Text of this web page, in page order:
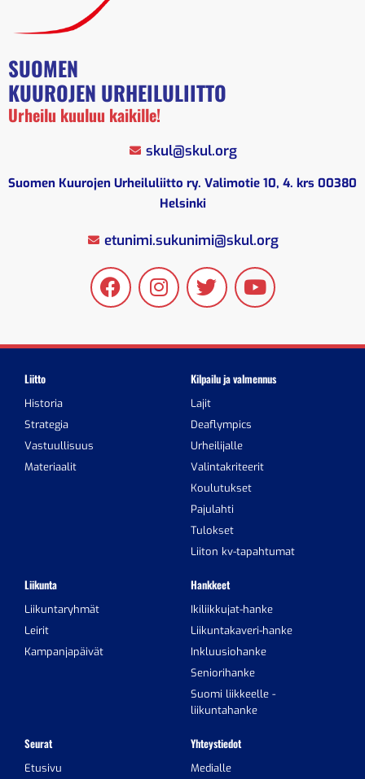
SUOMEN
KUUROJEN URHEILULIITTO
Urheilu kuuluu kaikille!
skul@skul.org
Suomen Kuurojen Urheiluliitto ry. Valimotie 10, 4. krs 00380
Helsinki
etunimi.sukunimi@skul.org
Liitto
Historia
Strategia
Vastuullisuus
Materiaalit
Kilpailu ja valmennus
Lajit
Deaflympics
Urheilijalle
Valintakriteerit
Koulutukset
Pajulahti
Tulokset
Liiton kv-tapahtumat
Liikunta
Liikuntaryhmät
Leirit
Kampanjapäivät
Hankkeet
Ikiliikkujat-hanke
Liikuntakaveri-hanke
Inkluusiohanke
Seniorihanke
Suomi liikkeelle -
liikuntahanke
Seurat
Etusivu
Yhteystiedot
Medialle